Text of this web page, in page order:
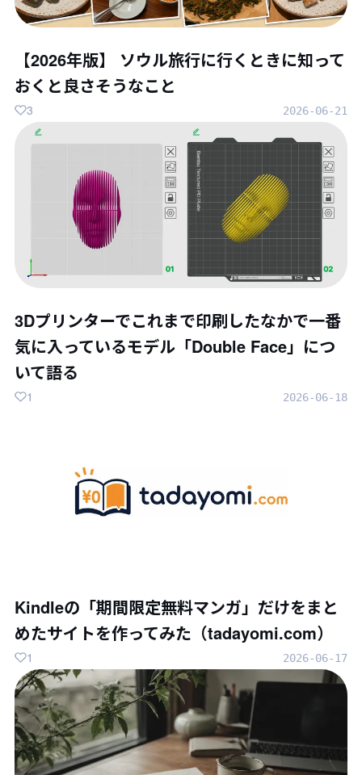
【2026年版】 ソウル旅行に行くときに知って
おくと良さそうなこと
2026-06-21
3
3Dプリンターでこれまで印刷したなかで一番
気に入っているモデル「Double Face」につ
いて語る
2026-06-18
1
Kindleの「期間限定無料マンガ」だけをまと
めたサイトを作ってみた（tadayomi.com）
2026-06-17
1